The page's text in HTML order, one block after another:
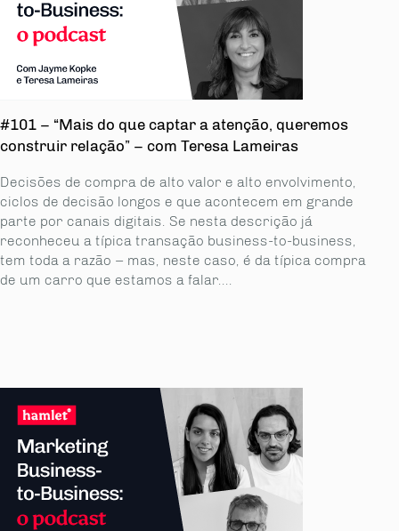
#101 – “Mais do que captar a atenção, queremos
construir relação” – com Teresa Lameiras
Decisões de compra de alto valor e alto envolvimento,
ciclos de decisão longos e que acontecem em grande
parte por canais digitais. Se nesta descrição já
reconheceu a típica transação business-to-business,
tem toda a razão – mas, neste caso, é da típica compra
de um carro que estamos a falar....